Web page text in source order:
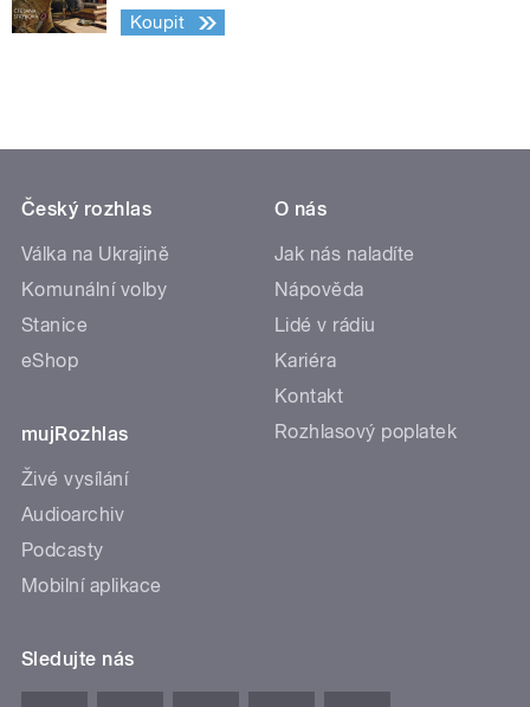
Koupit
Český rozhlas
Válka na Ukrajině
Komunální volby
Stanice
eShop
mujRozhlas
Živé vysílání
Audioarchiv
Podcasty
Mobilní aplikace
O nás
Jak nás naladíte
Nápověda
Lidé v rádiu
Kariéra
Kontakt
Rozhlasový poplatek
Sledujte nás